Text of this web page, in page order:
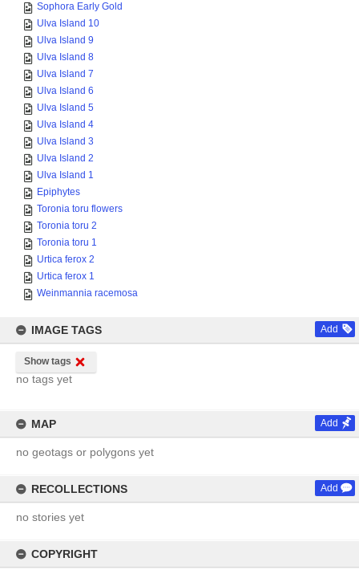
Sophora Early Gold
Ulva Island 10
Ulva Island 9
Ulva Island 8
Ulva Island 7
Ulva Island 6
Ulva Island 5
Ulva Island 4
Ulva Island 3
Ulva Island 2
Ulva Island 1
Epiphytes
Toronia toru flowers
Toronia toru 2
Toronia toru 1
Urtica ferox 2
Urtica ferox 1
Weinmannia racemosa
IMAGE TAGS Add
Show tags
no tags yet
MAP Add
no geotags or polygons yet
RECOLLECTIONS Add
no stories yet
COPYRIGHT